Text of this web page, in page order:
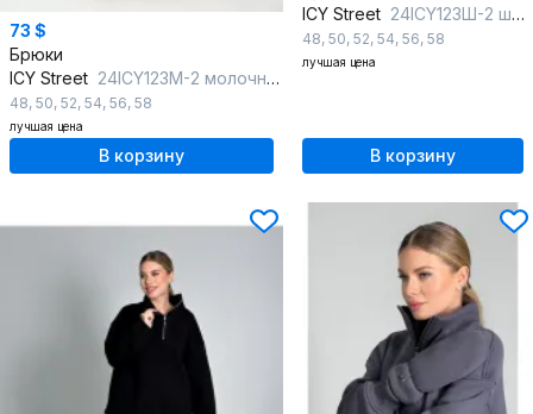
73 $
Брюки
ICY Street 24ICY123М-2 молочный
48, 50, 52, 54, 56, 58
лучшая цена
В корзину
ICY Street 24ICY123Ш-2 шоколад
48, 50, 52, 54, 56, 58
лучшая цена
В корзину